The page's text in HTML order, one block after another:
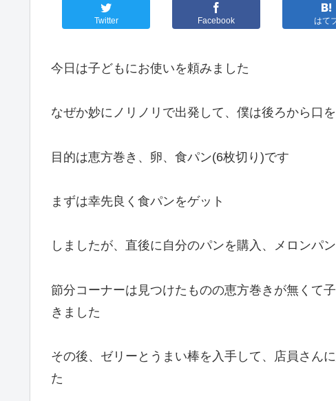
Twitter Facebook はて
今日は子どもにお使いを頼みました
なぜか妙にノリノリで出発して、僕は後ろから口
目的は恵方巻き、卵、食パン(6枚切り)です
まずは幸先良く食パンをゲット
しましたが、直後に自分のパンを購入、メロンパ
節分コーナーは見つけたものの恵方巻きが無くて
きました
その後、ゼリーとうまい棒を入手して、店員さん
た